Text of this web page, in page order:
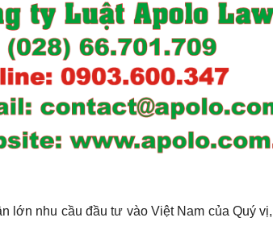
lớn nhu cầu đầu tư vào Việt Nam của Quý